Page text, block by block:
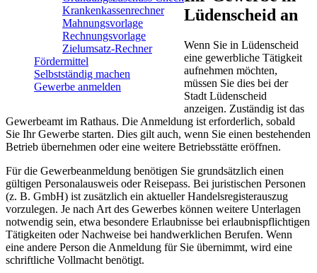
Krankenkassenrechner
Mahnungsvorlage
Rechnungsvorlage
Zielumsatz-Rechner
Fördermittel
Selbstständig machen
Gewerbe anmelden
Lüdenscheid an
Wenn Sie in Lüdenscheid
eine gewerbliche Tätigkeit
aufnehmen möchten,
müssen Sie dies bei der
Stadt Lüdenscheid
anzeigen. Zuständig ist das
Gewerbeamt im Rathaus. Die Anmeldung ist erforderlich, sobald
Sie Ihr Gewerbe starten. Dies gilt auch, wenn Sie einen bestehenden
Betrieb übernehmen oder eine weitere Betriebsstätte eröffnen.
Für die Gewerbeanmeldung benötigen Sie grundsätzlich einen
gültigen Personalausweis oder Reisepass. Bei juristischen Personen
(z. B. GmbH) ist zusätzlich ein aktueller Handelsregisterauszug
vorzulegen. Je nach Art des Gewerbes können weitere Unterlagen
notwendig sein, etwa besondere Erlaubnisse bei erlaubnispflichtigen
Tätigkeiten oder Nachweise bei handwerklichen Berufen. Wenn
eine andere Person die Anmeldung für Sie übernimmt, wird eine
schriftliche Vollmacht benötigt.